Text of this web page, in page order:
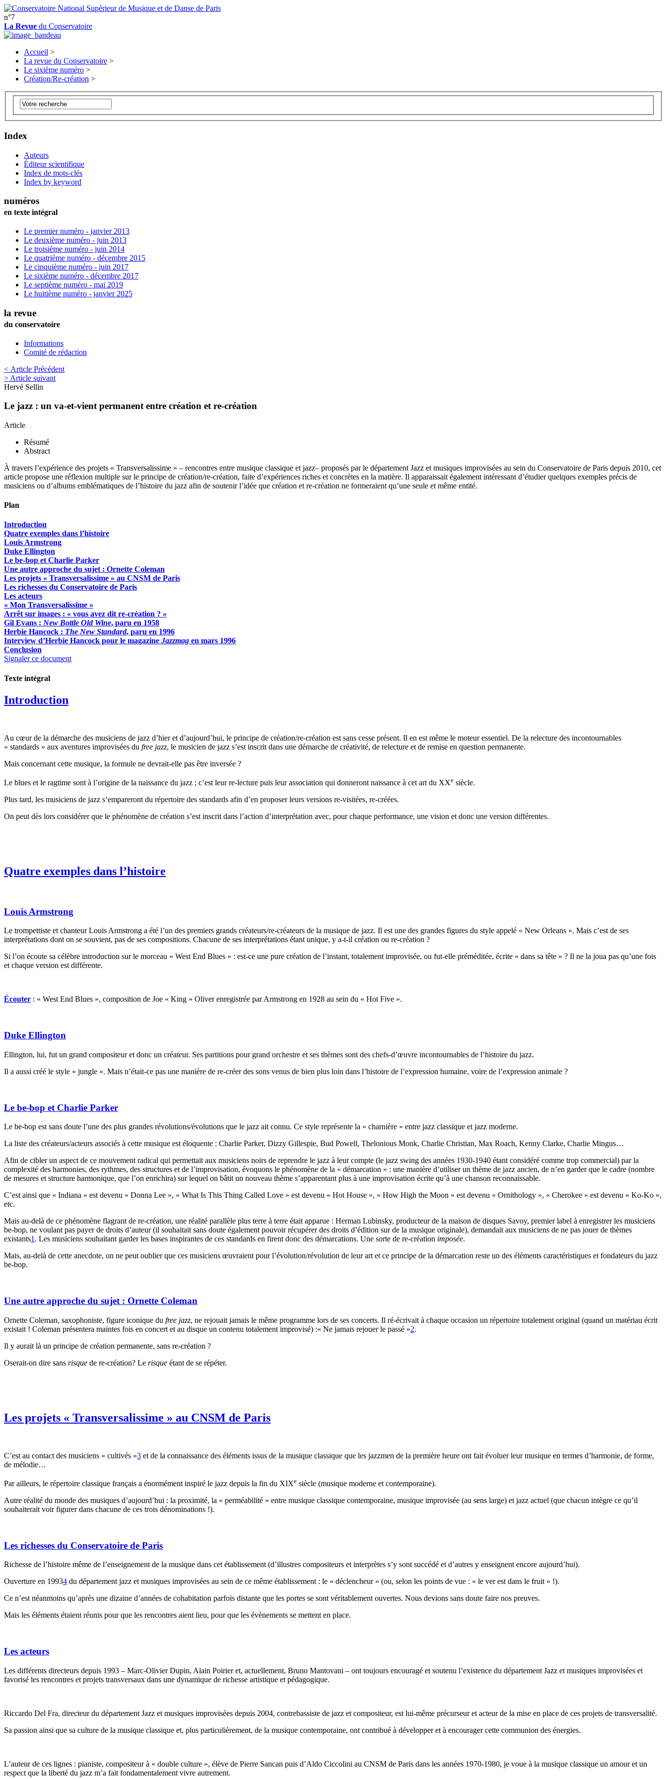
n°7
La Revue du Conservatoire
Accueil >
La revue du Conservatoire >
Le sixième numéro >
Création/Re-création >
Index
Auteurs
Éditeur scientifique
Index de mots-clés
Index by keyword
numéros
en texte intégral
Le premier numéro - janvier 2013
Le deuxième numéro - juin 2013
Le troisième numéro - juin 2014
Le quatrième numéro - décembre 2015
Le cinquième numéro - juin 2017
Le sixième numéro - décembre 2017
Le septième numéro - mai 2019
Le huitième numéro - janvier 2025
la revue
du conservatoire
Informations
Comité de rédaction
< Article Précédent
> Article suivant
Hervé Sellin
Le jazz : un va-et-vient permanent entre création et re-création
Article
Résumé
Abstract
À travers l’expérience des projets « Transversalissime » – rencontres entre musique classique et jazz– proposés par le département Jazz et musiques improvisées au sein du Conservatoire de Paris depuis 2010, cet
article propose une réflexion multiple sur le principe de création/re-création, faite d’expériences riches et concrètes en la matière. Il apparaissait également intéressant d’étudier quelques exemples précis de
musiciens ou d’albums emblématiques de l’histoire du jazz afin de soutenir l’idée que création et re-création ne formeraient qu’une seule et même entité.
Plan
Introduction
Quatre exemples dans l’histoire
Louis Armstrong
Duke Ellington
Le be-bop et Charlie Parker
Une autre approche du sujet : Ornette Coleman
Les projets « Transversalissime » au CNSM de Paris
Les richesses du Conservatoire de Paris
Les acteurs
« Mon Transversalissime »
Arrêt sur images : « vous avez dit re-création ? »
Gil Evans : New Bottle Old Wine, paru en 1958
Herbie Hancock : The New Standard, paru en 1996
Interview d’Herbie Hancock pour le magazine Jazzmag en mars 1996
Conclusion
Signaler ce document
Texte intégral
Introduction
Au cœur de la démarche des musiciens de jazz d’hier et d’aujourd’hui, le principe de création/re-création est sans cesse présent. Il en est même le moteur essentiel. De la relecture des incontournables
« standards » aux aventures improvisées du free jazz, le musicien de jazz s’est inscrit dans une démarche de créativité, de relecture et de remise en question permanente.
Mais concernant cette musique, la formule ne devrait-elle pas être inversée ?
Le blues et le ragtime sont à l’origine de la naissance du jazz ; c’est leur re-lecture puis leur association qui donneront naissance à cet art du XXe siècle.
Plus tard, les musiciens de jazz s’empareront du répertoire des standards afin d’en proposer leurs versions re-visitées, re-créées.
On peut dès lors considérer que le phénomène de création s’est inscrit dans l’action d’interprétation avec, pour chaque performance, une vision et donc une version différentes.
Quatre exemples dans l’histoire
Louis Armstrong
Le trompettiste et chanteur Louis Armstrong a été l’un des premiers grands créateurs/re-créateurs de la musique de jazz. Il est une des grandes figures du style appelé « New Orleans ». Mais c’est de ses
interprétations dont on se souvient, pas de ses compositions. Chacune de ses interprétations étant unique, y a-t-il création ou re-création ?
Si l’on écoute sa célèbre introduction sur le morceau « West End Blues » : est-ce une pure création de l’instant, totalement improvisée, ou fut-elle préméditée, écrite « dans sa tête » ? Il ne la joua pas qu’une fois
et chaque version est différente.
Écouter : « West End Blues », composition de Joe « King » Oliver enregistrée par Armstrong en 1928 au sein du « Hot Five ».
Duke Ellington
Ellington, lui, fut un grand compositeur et donc un créateur. Ses partitions pour grand orchestre et ses thèmes sont des chefs-d’œuvre incontournables de l’histoire du jazz.
Il a aussi créé le style « jungle ». Mais n’était-ce pas une manière de re-créer des sons venus de bien plus loin dans l’histoire de l’expression humaine, voire de l’expression animale ?
Le be-bop et Charlie Parker
Le be-bop est sans doute l’une des plus grandes révolutions/évolutions que le jazz ait connu. Ce style représente la « charnière » entre jazz classique et jazz moderne.
La liste des créateurs/acteurs associés à cette musique est éloquente : Charlie Parker, Dizzy Gillespie, Bud Powell, Thelonious Monk, Charlie Christian, Max Roach, Kenny Clarke, Charlie Mingus…
Afin de cibler un aspect de ce mouvement radical qui permettait aux musiciens noirs de reprendre le jazz à leur compte (le jazz swing des années 1930-1940 étant considéré comme trop commercial) par la
complexité des harmonies, des rythmes, des structures et de l’improvisation, évoquons le phénomène de la « démarcation » : une manière d’utiliser un thème de jazz ancien, de n’en garder que le cadre (nombre
de mesures et structure harmonique, que l’on enrichira) sur lequel on bâtit un nouveau thème s’apparentant plus à une improvisation écrite qu’à une chanson reconnaissable.
C’est ainsi que « Indiana » est devenu « Donna Lee », « What Is This Thing Called Love » est devenu « Hot House », « How High the Moon » est devenu « Ornithology », « Cherokee » est devenu « Ko-Ko »,
etc.
Mais au-delà de ce phénomène flagrant de re-création, une réalité parallèle plus terre à terre était apparue : Herman Lubinsky, producteur de la maison de disques Savoy, premier label à enregistrer les musiciens
be-bop, ne voulant pas payer de droits d’auteur (il souhaitait sans doute également pouvoir récupérer des droits d’édition sur de la musique originale), demandait aux musiciens de ne pas jouer de thèmes
existants1 . Les musiciens souhaitant garder les bases inspirantes de ces standards en firent donc des démarcations. Une sorte de re-création imposée.
Mais, au-delà de cette anecdote, on ne peut oublier que ces musiciens œuvraient pour l’évolution/révolution de leur art et ce principe de la démarcation reste un des éléments caractéristiques et fondateurs du jazz
be-bop.
Une autre approche du sujet : Ornette Coleman
Ornette Coleman, saxophoniste, figure iconique du free jazz, ne rejouait jamais le même programme lors de ses concerts. Il ré-écrivait à chaque occasion un répertoire totalement original (quand un matériau écrit
existait ! Coleman présentera maintes fois en concert et au disque un contenu totalement improvisé) :« Ne jamais rejouer le passé »2.
Il y aurait là un principe de création permanente, sans re-création ?
Oserait-on dire sans risque de re-création? Le risque étant de se répéter.
Les projets « Transversalissime » au CNSM de Paris
C’est au contact des musiciens « cultivés »3 et de la connaissance des éléments issus de la musique classique que les jazzmen de la première heure ont fait évoluer leur musique en termes d’harmonie, de forme,
de mélodie…
Par ailleurs, le répertoire classique français a énormément inspiré le jazz depuis la fin du XIXe siècle (musique moderne et contemporaine).
Autre réalité du monde des musiques d’aujourd’hui : la proximité, la « perméabilité » entre musique classique contemporaine, musique improvisée (au sens large) et jazz actuel (que chacun intègre ce qu’il
souhaiterait voir figurer dans chacune de ces trois dénominations !).
Les richesses du Conservatoire de Paris
Richesse de l’histoire même de l’enseignement de la musique dans cet établissement (d’illustres compositeurs et interprètes s’y sont succédé et d’autres y enseignent encore aujourd’hui).
Ouverture en 19934 du département jazz et musiques improvisées au sein de ce même établissement : le « déclencheur » (ou, selon les points de vue : « le ver est dans le fruit » !).
Ce n’est néanmoins qu’après une dizaine d’années de cohabitation parfois distante que les portes se sont véritablement ouvertes. Nous devions sans doute faire nos preuves.
Mais les éléments étaient réunis pour que les rencontres aient lieu, pour que les évènements se mettent en place.
Les acteurs
Les différents directeurs depuis 1993 – Marc-Olivier Dupin, Alain Poirier et, actuellement, Bruno Mantovani – ont toujours encouragé et soutenu l’existence du département Jazz et musiques improvisées et
favorisé les rencontres et projets transversaux dans une dynamique de richesse artistique et pédagogique.
Riccardo Del Fra, directeur du département Jazz et musiques improvisées depuis 2004, contrebassiste de jazz et compositeur, est lui-même précurseur et acteur de la mise en place de ces projets de transversalité.
Sa passion ainsi que sa culture de la musique classique et, plus particulièrement, de la musique contemporaine, ont contribué à développer et à encourager cette communion des énergies.
L’auteur de ces lignes : pianiste, compositeur à « double culture », élève de Pierre Sancan puis d’Aldo Ciccolini au CNSM de Paris dans les années 1970-1980, je voue à la musique classique un amour et un
respect que la liberté du jazz m’a fait fondamentalement vivre autrement.